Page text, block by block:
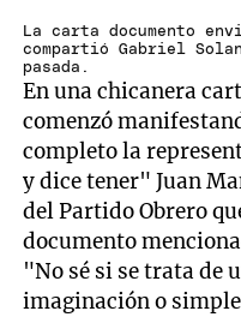
La carta documento
compartió Gabriel
pasada.
En una chicanera
comenzó
completo la
y dice tener" Juan
del Partido Obrero
documento
"No sé si se trata de
imaginación o